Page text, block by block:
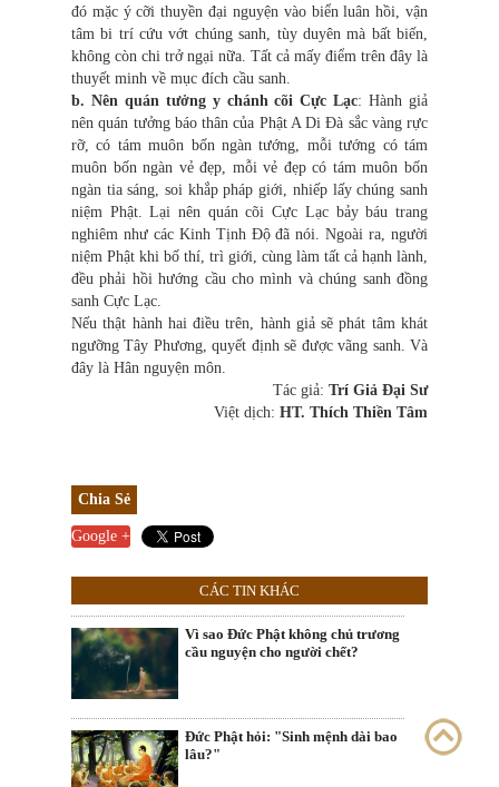
đó mặc ý cỡi thuyền đại nguyện vào biển luân hồi, vận
tâm bi trí cứu vớt chúng sanh, tùy duyên mà bất biến,
không còn chi trở ngại nữa. Tất cả mấy điểm trên đây là
thuyết minh về mục đích cầu sanh.
b. Nên quán tưởng y chánh cõi Cực Lạc: Hành giả
nên quán tưởng báo thân của Phật A Di Đà sắc vàng rực
rỡ, có tám muôn bốn ngàn tướng, mỗi tướng có tám
muôn bốn ngàn vẻ đẹp, mỗi vẻ đẹp có tám muôn bốn
ngàn tia sáng, soi khắp pháp giới, nhiếp lấy chúng sanh
niệm Phật. Lại nên quán cõi Cực Lạc bảy báu trang
nghiêm như các Kinh Tịnh Độ đã nói. Ngoài ra, người
niệm Phật khi bố thí, trì giới, cùng làm tất cả hạnh lành,
đều phải hồi hướng cầu cho mình và chúng sanh đồng
sanh Cực Lạc.
Nếu thật hành hai điều trên, hành giả sẽ phát tâm khát
ngưỡng Tây Phương, quyết định sẽ được vãng sanh. Và
đây là Hân nguyện môn.
Tác giả: Trí Giả Đại Sư
Việt dịch: HT. Thích Thiền Tâm
Chia Sẻ
Google +
CÁC TIN KHÁC
Vì sao Đức Phật không chủ trương
cầu nguyện cho người chết?
Đức Phật hỏi: "Sinh mệnh dài bao
lâu?"